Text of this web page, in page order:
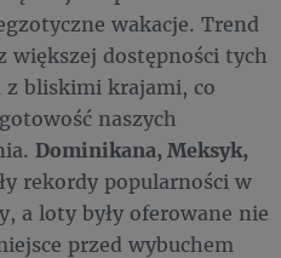
wakacje. Trend
większej dostępności tych
bliskimi krajami, co
naszych
Dominikana, Meksyk,
rekordy popularności w
a loty były oferowane nie
przed wybuchem